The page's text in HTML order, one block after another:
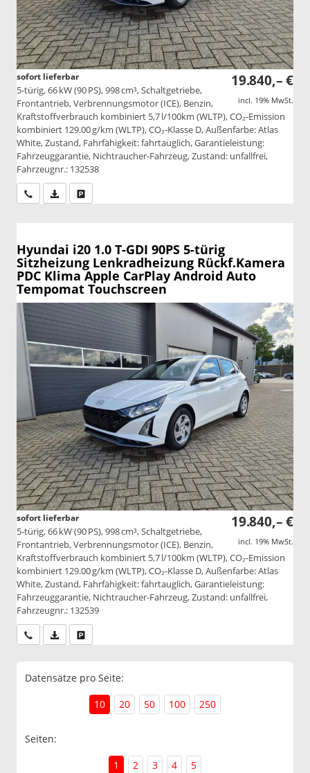
19.840,– €
incl. 19% MwSt.
sofort lieferbar
5-türig, 66 kW (90 PS), 998 cm³, Schaltgetriebe,
Frontantrieb, Verbrennungsmotor (ICE), Benzin,
Kraftstoffverbrauch kombiniert 5,7 l/100km (WLTP), CO₂-Emission
kombiniert 129.00 g/km (WLTP), CO₂-Klasse D, Außenfarbe: Atlas
White, Zustand, Fahrfähigkeit: fahrtauglich, Garantieleistung:
Fahrzeuggarantie, Nichtraucher-Fahrzeug, Zustand: unfallfrei,
Fahrzeugnr.: 132538
Wir rufen Sie anPDF-Datei, Fahrzeugexposé drucken
Hyundai i20 1.0 T-GDI 90PS 5-türig
Sitzheizung Lenkradheizung Rückf.Kamera
PDC Klima Apple CarPlay Android Auto
Tempomat Touchscreen
19.840,– €
incl. 19% MwSt.
sofort lieferbar
5-türig, 66 kW (90 PS), 998 cm³, Schaltgetriebe,
Frontantrieb, Verbrennungsmotor (ICE), Benzin,
Kraftstoffverbrauch kombiniert 5,7 l/100km (WLTP), CO₂-Emission
kombiniert 129.00 g/km (WLTP), CO₂-Klasse D, Außenfarbe: Atlas
White, Zustand, Fahrfähigkeit: fahrtauglich, Garantieleistung:
Fahrzeuggarantie, Nichtraucher-Fahrzeug, Zustand: unfallfrei,
Fahrzeugnr.: 132539
Wir rufen Sie anPDF-Datei, Fahrzeugexposé drucken
Datensätze pro Seite:
10
20 50 100 250
Seiten:
1
2 3 4 5